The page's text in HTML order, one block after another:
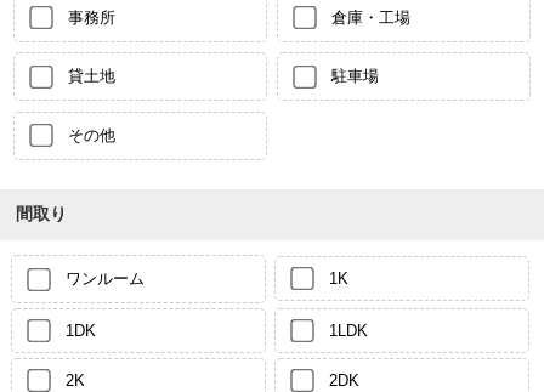
事務所 倉庫・工場
貸土地 駐車場
その他
間取り
ワンルーム 1K
1DK 1LDK
2K 2DK